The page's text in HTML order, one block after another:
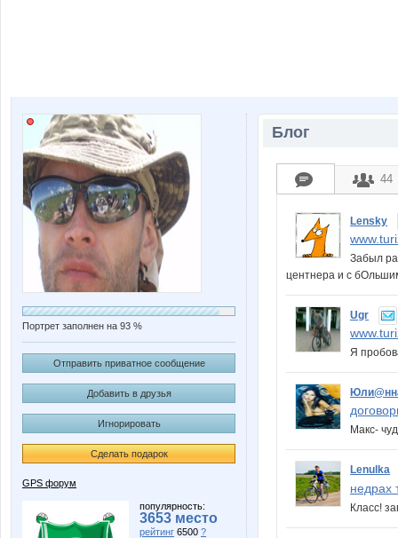
Портрет заполнен на 93 %
Отправить приватное сообщение
Добавить в друзья
Игнорировать
Сделать подарок
GPS форум
популярность:
3653 место
рейтинг 6500 ?
Блог
44
Lensky
Забыл
центнера и с
Ugr
Я
Макс-
Lenulka
недрах
Класс!